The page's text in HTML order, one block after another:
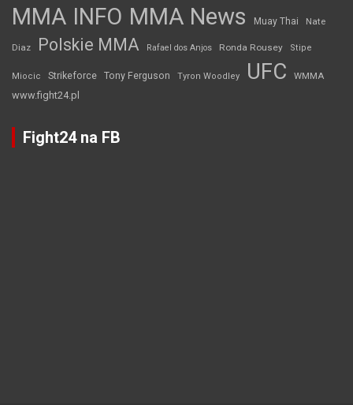
MMA INFO MMA News Muay Thai Nate
Diaz Polskie MMA Rafael dos Anjos Ronda Rousey Stipe
Miocic Strikeforce Tony Ferguson Tyron Woodley UFC WMMA
www.fight24.pl
Fight24 na FB